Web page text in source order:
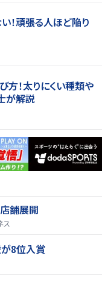
！頑張る人ほど陥り
方！太りにくい種類や
が解説
舗展開
ス
8位入賞